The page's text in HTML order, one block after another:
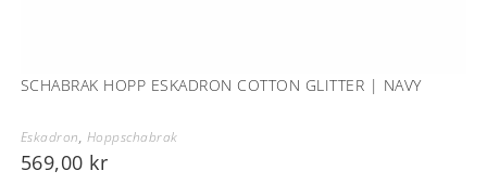
SCHABRAK HOPP ESKADRON COTTON GLITTER | NAVY
Eskadron, Hoppschabrak
569,00 kr